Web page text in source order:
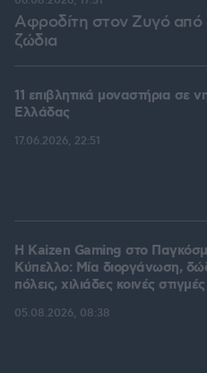
Αφροδίτη στον Ζυγό από
ζώδια
11 επιβλητικά μοναστήρια σε
Ελλάδας
17.06.2026, 22:51
H Kaizen Gaming στο
Kύπελλο: Μία διοργάνωση,
πόλεις, χιλιάδες κοινές στιγμές
05.08.2026, 08:38